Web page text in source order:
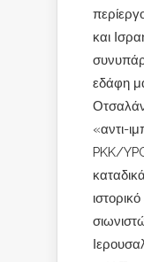
και
εδάφη
«αντι-
PKK/